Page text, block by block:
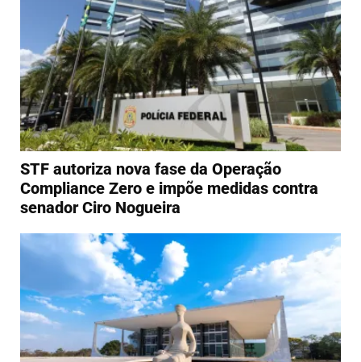
STF autoriza nova fase da Operação
Compliance Zero e impõe medidas contra
senador Ciro Nogueira